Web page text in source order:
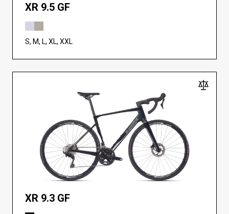
XR 9.5 GF
S, M, L, XL, XXL
XR 9.3 GF